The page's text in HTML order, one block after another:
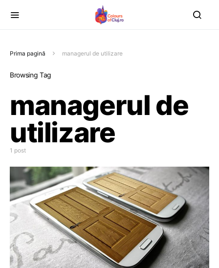
Prima pagină managerul de utilizare
Browsing Tag
managerul de
utilizare
1 post